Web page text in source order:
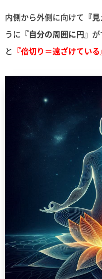
内側から外側に向けて 『
うに 『自分の周囲に円』
と 『偣切り＝遠ざけている